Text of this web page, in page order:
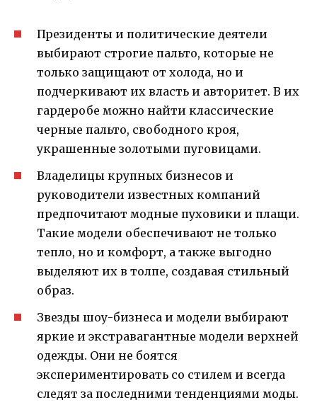
Президенты и политические деятели
выбирают строгие пальто, которые не
только защищают от холода, но и
подчеркивают их власть и авторитет. В их
гардеробе можно найти классические
черные пальто, свободного кроя,
украшенные золотыми пуговицами.
Владелицы крупных бизнесов и
руководители известных компаний
предпочитают модные пуховики и плащи.
Такие модели обеспечивают не только
тепло, но и комфорт, а также выгодно
выделяют их в толпе, создавая стильный
образ.
Звезды шоу-бизнеса и модели выбирают
яркие и экстравагантные модели верхней
одежды. Они не боятся
экспериментировать со стилем и всегда
следят за последними тенденциями моды.